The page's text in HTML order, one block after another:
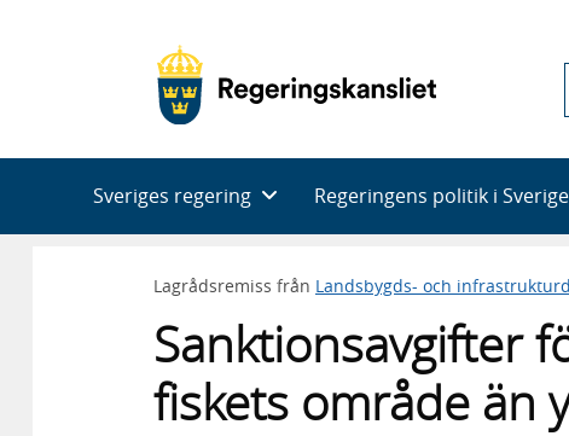
Sveriges regering Regeringens politik i
Lagrådsremiss från Landsbygds- och
Sanktionsavgifter
fiskets område än